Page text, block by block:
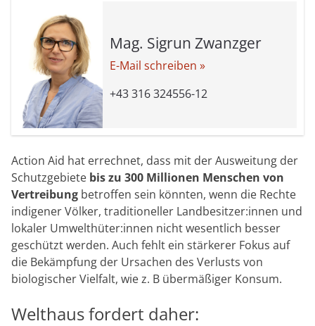
Mag. Sigrun Zwanzger
E-Mail schreiben »
+43 316 324556-12
Action Aid hat errechnet, dass mit der Ausweitung der
Schutzgebiete bis zu 300 Millionen Menschen von
Vertreibung betroffen sein könnten, wenn die Rechte
indigener Völker, traditioneller Landbesitzer:innen und
lokaler Umwelthüter:innen nicht wesentlich besser
geschützt werden. Auch fehlt ein stärkerer Fokus auf
die Bekämpfung der Ursachen des Verlusts von
biologischer Vielfalt, wie z. B übermäßiger Konsum.
Welthaus fordert daher: